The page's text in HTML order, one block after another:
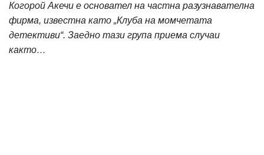
Когорой Акечи е основател на частна разузнавателна
фирма, известна като „Клуба на момчетата
детективи“. Заедно тази група приема случаи
както…